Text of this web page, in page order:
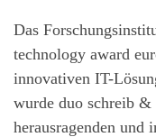
Das
technology award
innovativen IT-
wurde duo schreib
herausragenden und